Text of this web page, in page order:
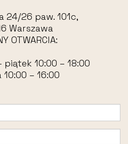
24/26 paw. 101c,
Warszawa
OTWARCIA:
piątek 10:00 – 18:00
– 16:00